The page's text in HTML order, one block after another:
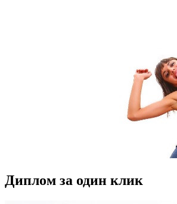
Диплом за один клик